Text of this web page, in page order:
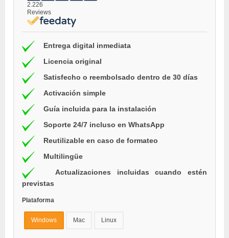
2.226
Reviews
Entrega digital inmediata
Licencia original
Satisfecho o reembolsado dentro de 30 días
Activación simple
Guía incluida para la instalación
Soporte 24/7 incluso en WhatsApp
Reutilizable en caso de formateo
Multilingüe
Actualizaciones incluidas cuando estén
previstas
Plataforma
Windows Mac Linux